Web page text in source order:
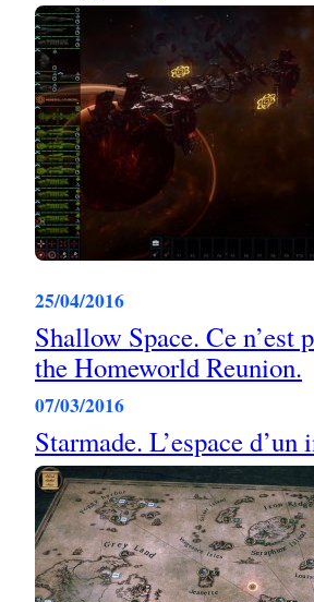
25/04/2016
Shallow Space. Ce n’est
the Homeworld Reunion.
07/03/2016
Starmade. L’espace